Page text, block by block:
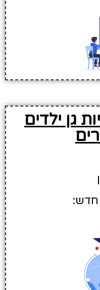
גן ילדים